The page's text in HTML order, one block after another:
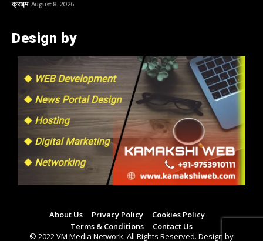
क्राइम August 8, 2026
Design by
About Us Privacy Policy
Cookies Policy
Terms & Conditions
Contact Us
© 2022 VM Media Network. All Rights Reserved. Design by